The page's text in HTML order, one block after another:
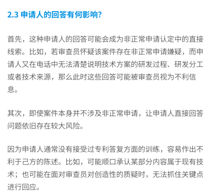
2.3 申请人的回答有何影响？
首先，这种申请人的回答可能会成为非正常申请认定中的直接
线索。比如，若审查员怀疑该案件存在非正常申请嫌疑，而申
请人又在电话中无法清楚说明技术方案的研发过程、研发分工
或者技术来源，那么此时这些回答可能被审查员视为不利信
息。
其次，即使案件本身并不涉及非正常申请，让申请人直接回答
问题依旧存在较大风险。
因为申请人通常没有接受过专利答复方面的训练，容易作出不
利于己方的陈述。比如，可能顺口承认某部分内容属于现有技
术；也可能在面对审查员对创造性的质疑时，无法抓住关键点
进行回应。